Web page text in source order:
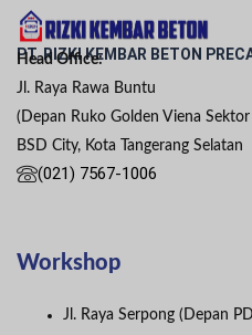
PT. RIZKI KEMBAR BETON
Head Office:
Jl. Raya Rawa Buntu
(Depan Ruko Golden Viena Sektor
BSD City, Kota Tangerang Selatan
(021) 7567-1006
Workshop
Jl. Raya Serpong (Depan